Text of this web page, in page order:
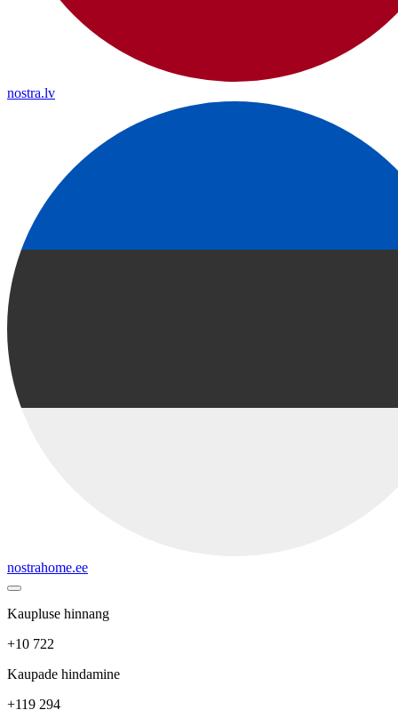
nostra.lv
nostrahome.ee
Kaupluse hinnang
+10 722
Kaupade hindamine
+119 294